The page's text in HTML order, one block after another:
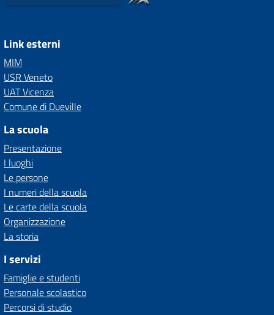
Link esterni
MIM
USR Veneto
UAT Vicenza
Comune di Dueville
La scuola
Presentazione
I luoghi
Le persone
I numeri della scuola
Le carte della scuola
Organizzazione
La storia
I servizi
Famiglie e studenti
Personale scolastico
Percorsi di studio